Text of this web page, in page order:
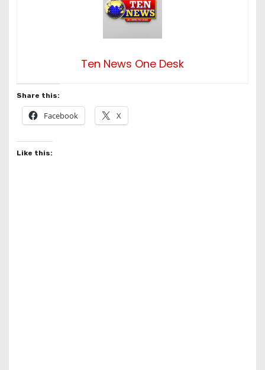
Ten News One Desk
Share this:
Facebook X
Like this: